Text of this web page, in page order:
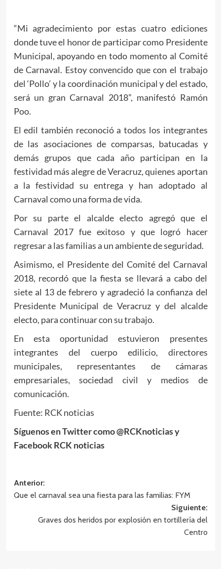
“Mi agradecimiento por estas cuatro ediciones
donde tuve el honor de participar como Presidente
Municipal, apoyando en todo momento al Comité
de Carnaval. Estoy convencido que con el trabajo
del ‘Pollo’ y la coordinación municipal y del estado,
será un gran Carnaval 2018”, manifestó Ramón
Poo.
El edil también reconoció a todos los integrantes
de las asociaciones de comparsas, batucadas y
demás grupos que cada año participan en la
festividad más alegre de Veracruz, quienes aportan
a la festividad su entrega y han adoptado al
Carnaval como una forma de vida.
Por su parte el alcalde electo agregó que el
Carnaval 2017 fue exitoso y que logró hacer
regresar a las familias a un ambiente de seguridad.
Asimismo, el Presidente del Comité del Carnaval
2018, recordó que la fiesta se llevará a cabo del
siete al 13 de febrero y agradeció la confianza del
Presidente Municipal de Veracruz y del alcalde
electo, para continuar con su trabajo.
En esta oportunidad estuvieron presentes
integrantes del cuerpo edilicio, directores
municipales, representantes de cámaras
empresariales, sociedad civil y medios de
comunicación.
Fuente: RCK noticias
Síguenos en Twitter como @RCKnoticias y
Facebook RCK noticias
Navegación
de
entradas
Anterior:
Que el carnaval sea una fiesta para las familias: FYM
Siguiente:
Graves dos heridos por explosión en tortillería del
Centro